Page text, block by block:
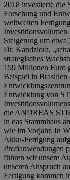
2018 investierte die
Forschung und
weltweiten
Steigerung um etwa
Dr. Kandziora,
strategisches
159 Millionen Euro
Beispiel in Brasilien
Entwicklung von
die ANDREAS
in das Stammhaus
wie im Vorjahr. In
Akku-Fertigung
Profianwendungen
führen wir unsere
unseren Anspruch
Fertigung kommen